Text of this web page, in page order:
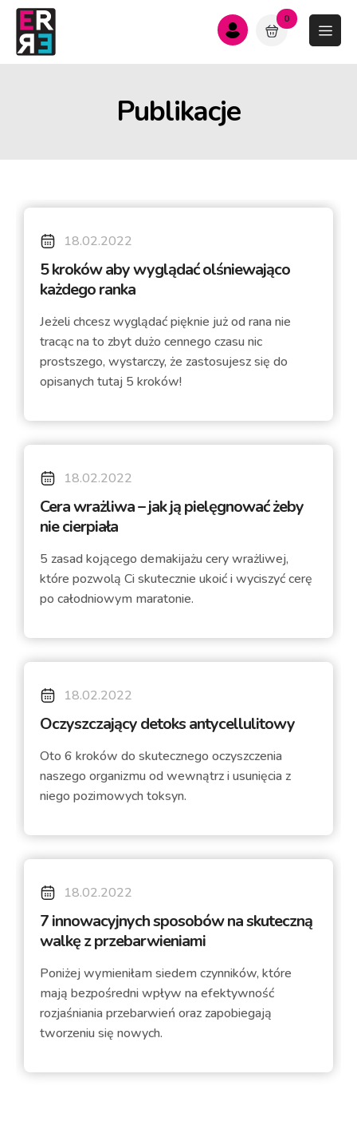
0
Publikacje
18.02.2022
5 kroków aby wyglądać olśniewająco
każdego ranka
Jeżeli chcesz wyglądać pięknie już od rana nie
tracąc na to zbyt dużo cennego czasu nic
prostszego, wystarczy, że zastosujesz się do
opisanych tutaj 5 kroków!
18.02.2022
Cera wrażliwa – jak ją pielęgnować żeby
nie cierpiała
5 zasad kojącego demakijażu cery wrażliwej,
które pozwolą Ci skutecznie ukoić i wyciszyć cerę
po całodniowym maratonie.
18.02.2022
Oczyszczający detoks antycellulitowy
Oto 6 kroków do skutecznego oczyszczenia
naszego organizmu od wewnątrz i usunięcia z
niego pozimowych toksyn.
18.02.2022
7 innowacyjnych sposobów na skuteczną
walkę z przebarwieniami
Poniżej wymieniłam siedem czynników, które
mają bezpośredni wpływ na efektywność
rozjaśniania przebarwień oraz zapobiegają
tworzeniu się nowych.